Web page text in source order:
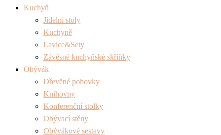
Kuchyň
Jídelní stoly
Kuchyně
Lavice&Sety
Závěsné kuchyňské skříňky
Obývák
Dřevěné pohovky
Knihovny
Konferenční stolky
Obývací stěny
Obývákové sestavy